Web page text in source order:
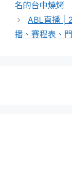
名的台中燒烤
ABL直播 |
播、賽程表、